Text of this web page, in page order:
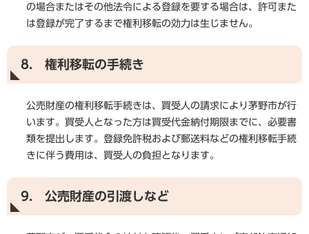
の場合またはその他法令による登録を要する場合は、許可また
は登録が完了するまで権利移転の効力は生じません。
8. 権利移転の手続き
公売財産の権利移転手続きは、買受人の請求により茅野市が行
います。買受人となった方は買受代金納付期限までに、必要書
類を提出します。登録免許税および郵送料などの権利移転手続
きに伴う費用は、買受人の負担となります。
9. 公売財産の引渡しなど